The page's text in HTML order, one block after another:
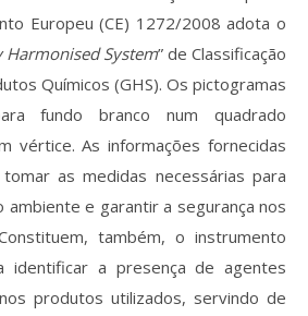
Europeu (CE) 1272/2008 adota o
Harmonised System” de Classificação
Químicos (GHS). Os pictogramas
fundo branco num quadrado
vértice. As informações fornecidas
as medidas necessárias para
e garantir a segurança nos
também, o instrumento
identificar a presença de agentes
produtos utilizados, servindo de